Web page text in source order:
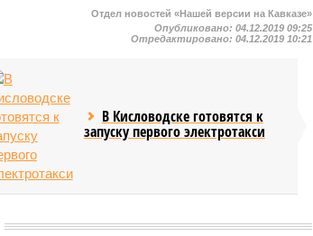
Отдел новостей «Нашей версии на Кавказе»
Опубликовано:04.12.2019 09:25
Отредактировано:04.12.2019 10:21
В Кисловодске готовятся к
запуску первого электротакси